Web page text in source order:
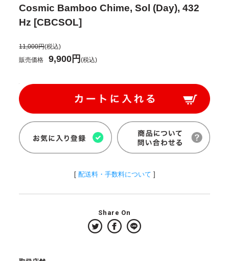
Cosmic Bamboo Chime, Sol (Day), 432
Hz [CBCSOL]
11,000円(税込)
販売価格
9,900円(税込)
[ 配送料・手数料について ]
Share On